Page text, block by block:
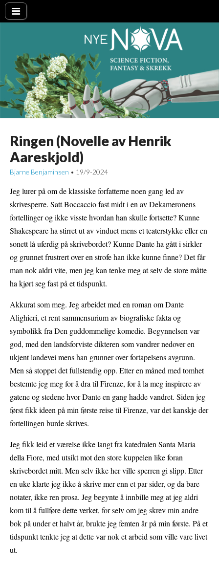
Nye NOVA
Ringen (Novelle av Henrik
Aareskjold)
Bjarne Benjaminsen • 19/9-2024
Jeg lurer på om de klassiske forfatterne noen gang led av
skrivesperre. Satt Boccaccio fast midt i en av Dekameronens
fortellinger og ikke visste hvordan han skulle fortsette? Kunne
Shakespeare ha stirret ut av vinduet mens et teaterstykke eller en
sonett lå uferdig på skrivebordet? Kunne Dante ha gått i sirkler
og grunnet frustrert over en strofe han ikke kunne finne? Det får
man nok aldri vite, men jeg kan tenke meg at selv de store måtte
ha kjørt seg fast på et tidspunkt.
Akkurat som meg. Jeg arbeidet med en roman om Dante
Alighieri, et rent sammensurium av biografiske fakta og
symbolikk fra Den guddommelige komedie. Begynnelsen var
god, med den landsforviste dikteren som vandrer nedover en
ukjent landevei mens han grunner over fortapelsens avgrunn.
Men så stoppet det fullstendig opp. Etter en måned med tomhet
bestemte jeg meg for å dra til Firenze, for å la meg inspirere av
gatene og stedene hvor Dante en gang hadde vandret. Siden jeg
først fikk ideen på min første reise til Firenze, var det kanskje der
fortellingen burde skrives.
Jeg fikk leid et værelse ikke langt fra katedralen Santa Maria
della Fiore, med utsikt mot den store kuppelen like foran
skrivebordet mitt. Men selv ikke her ville sperren gi slipp. Etter
en uke klarte jeg ikke å skrive mer enn et par sider, og da bare
notater, ikke ren prosa. Jeg begynte å innbille meg at jeg aldri
kom til å fullføre dette verket, for selv om jeg skrev min andre
bok på under et halvt år, brukte jeg femten år på min første. På et
tidspunkt tenkte jeg at dette var nok et arbeid som ville vare livet
ut.